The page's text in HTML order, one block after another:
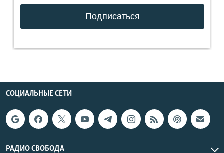
СОЦИАЛЬНЫЕ СЕТИ
РАДИО СВОБОДА